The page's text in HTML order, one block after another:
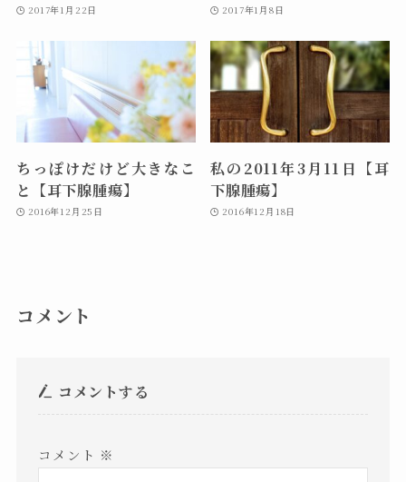
2017年1月22日 2017年1月8日
ちっぽけだけど大きなこ
と【耳下腺腫瘍】
2016年12月25日
私の2011年3月11日【耳
下腺腫瘍】
2016年12月18日
コメント
コメントする
コメント ※